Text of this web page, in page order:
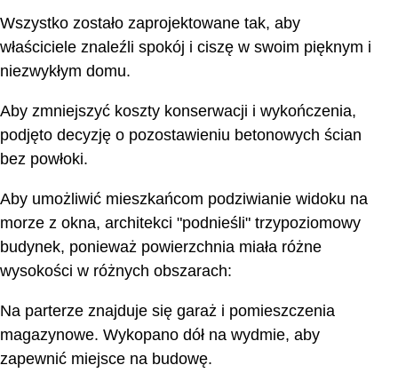
Wszystko zostało zaprojektowane tak, aby
właściciele znaleźli spokój i ciszę w swoim pięknym i
niezwykłym domu.
Aby zmniejszyć koszty konserwacji i wykończenia,
podjęto decyzję o pozostawieniu betonowych ścian
bez powłoki.
Aby umożliwić mieszkańcom podziwianie widoku na
morze z okna, architekci "podnieśli" trzypoziomowy
budynek, ponieważ powierzchnia miała różne
wysokości w różnych obszarach:
Na parterze znajduje się garaż i pomieszczenia
magazynowe. Wykopano dół na wydmie, aby
zapewnić miejsce na budowę.